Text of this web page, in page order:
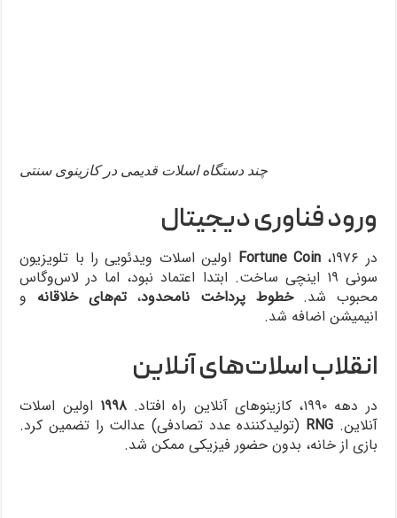
چند دستگاه اسلات قدیمی در کازینوی سنتی
ورود فناوری دیجیتال
در ۱۹۷۶، Fortune Coin اولین اسلات ویدئویی را با تلویزیون
سونی ۱۹ اینچی ساخت. ابتدا اعتماد نبود، اما در لاس‌وگاس
محبوب شد.خطوط پرداخت نامحدود،تم‌های خلاقانه و
انیمیشن اضافه شد.
انقلاب اسلات‌های آنلاین
در دهه ۱۹۹۰، کازینوهای آنلاین راه افتاد. ۱۹۹۸ اولین اسلات
آنلاین. RNG (تولیدکننده عدد تصادفی) عدالت را تضمین کرد.
بازی از خانه، بدون حضور فیزیکی ممکن شد.